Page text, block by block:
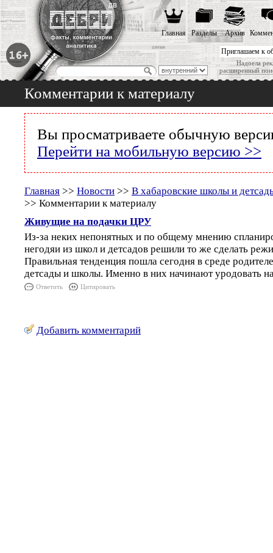
Приглашаем к
Надоела
расширенный
Главная Разделы Архив
Комментарии к материалу
Вы просматриваете обычную
Перейти на мобильную версию >>
Главная >> Новости >> В хабаровские школы и
>> Комментарии к материалу
Живущие на подачки ЦРУ
Из-за неких непонятных и по общему мнению
негодяи из школ и детсадов решили то же сделать
Правильная тенденция пошла сегодня в среде
детсады и школы. Именно в них начинают уродовать
Ответить Цитировать
Добавить комментарий